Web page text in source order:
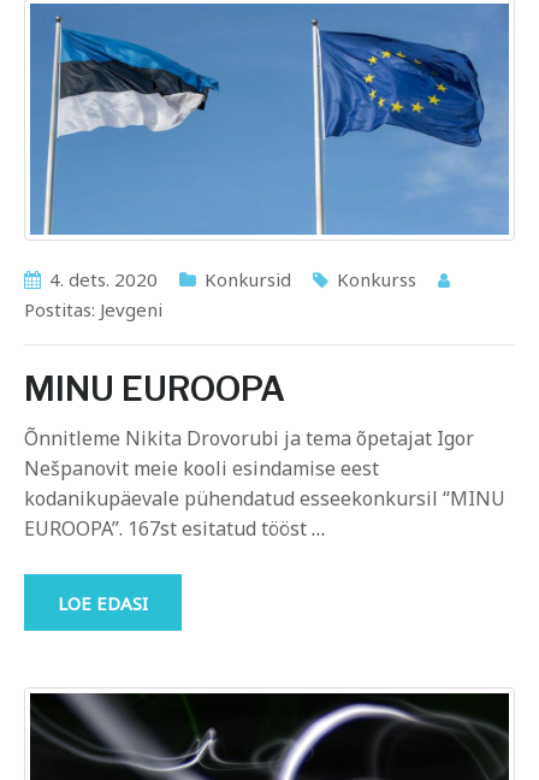
4. dets. 2020 Konkursid
Konkurss
Postitas: Jevgeni
MINU EUROOPA
Õnnitleme Nikita Drovorubi ja tema õpetajat Igor
Nešpanovit meie kooli esindamise eest
kodanikupäevale pühendatud esseekonkursil “MINU
EUROOPA”. 167st esitatud tööst…
LOE EDASI